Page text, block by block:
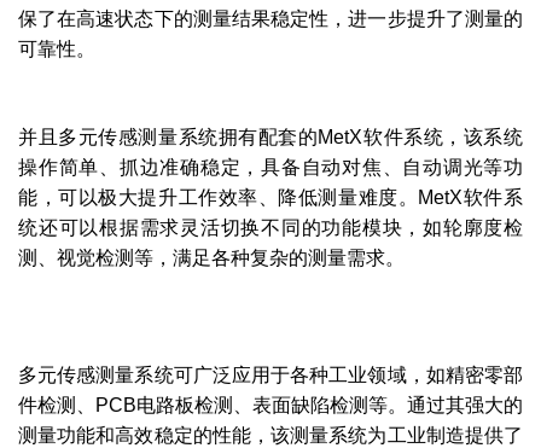
保了在高速状态下的测量结果稳定性，进一步提升了测量的
可靠性。
并且多元传感测量系统拥有配套的MetX软件系统，该系统
操作简单、抓边准确稳定，具备自动对焦、自动调光等功
能，可以极大提升工作效率、降低测量难度。MetX软件系
统还可以根据需求灵活切换不同的功能模块，如轮廓度检
测、视觉检测等，满足各种复杂的测量需求。
多元传感测量系统可广泛应用于各种工业领域，如精密零部
件检测、PCB电路板检测、表面缺陷检测等。通过其强大的
测量功能和高效稳定的性能，该测量系统为工业制造提供了